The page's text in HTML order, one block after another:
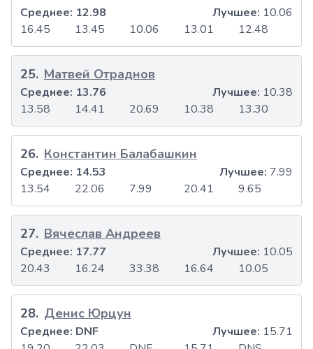
16.45 13.45 10.06 13.01 12.48
Среднее: 12.98 Лучшее: 10.06
25. Матвей Отраднов
13.58 14.41 20.69 10.38 13.30
Среднее: 13.76 Лучшее: 10.38
26. Константин Балабашкин
13.54 22.06 7.99 20.41 9.65
Среднее: 14.53 Лучшее: 7.99
27. Вячеслав Андреев
20.43 16.24 33.38 16.64 10.05
Среднее: 17.77 Лучшее: 10.05
28. Денис Юрцун
Среднее: DNF Лучшее: 15.71